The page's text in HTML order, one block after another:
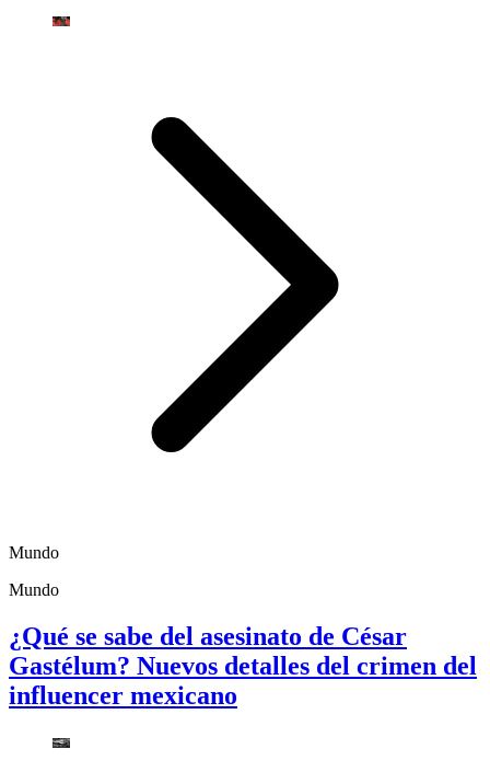
Mundo
Mundo
¿Qué se sabe del asesinato de César
Gastélum? Nuevos detalles del crimen del
influencer mexicano